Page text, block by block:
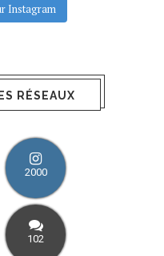
Instagram
RÉSEAUX
2000
102